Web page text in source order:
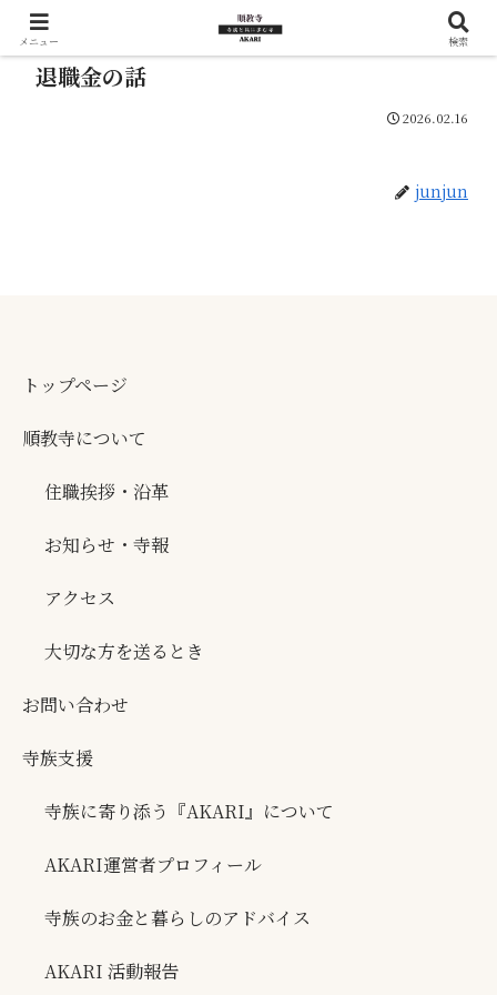
退職金の話
2026.02.16
junjun
トップページ
順教寺について
住職挨拶・沿革
お知らせ・寺報
アクセス
大切な方を送るとき
お問い合わせ
寺族支援
寺族に寄り添う『AKARI』について
AKARI運営者プロフィール
寺族のお金と暮らしのアドバイス
AKARI 活動報告
メニュー 検索